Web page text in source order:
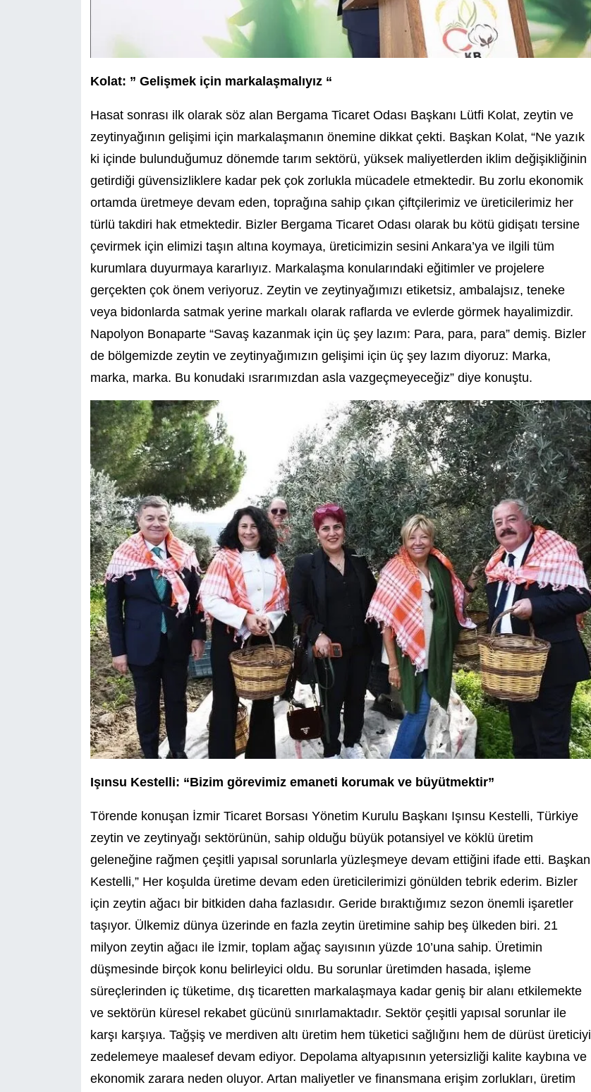
Kolat: ” Gelişmek için markalaşmalıyız “
Hasat sonrası ilk olarak söz alan Bergama Ticaret Odası Başkanı Lütfi Kolat, zeytin ve
zeytinyağının gelişimi için markalaşmanın önemine dikkat çekti. Başkan Kolat, “Ne yazık
ki içinde bulunduğumuz dönemde tarım sektörü, yüksek maliyetlerden iklim değişikliğinin
getirdiği güvensizliklere kadar pek çok zorlukla mücadele etmektedir. Bu zorlu ekonomik
ortamda üretmeye devam eden, toprağına sahip çıkan çiftçilerimiz ve üreticilerimiz her
türlü takdiri hak etmektedir. Bizler Bergama Ticaret Odası olarak bu kötü gidişatı tersine
çevirmek için elimizi taşın altına koymaya, üreticimizin sesini Ankara’ya ve ilgili tüm
kurumlara duyurmaya kararlıyız. Markalaşma konularındaki eğitimler ve projelere
gerçekten çok önem veriyoruz. Zeytin ve zeytinyağımızı etiketsiz, ambalajsız, teneke
veya bidonlarda satmak yerine markalı olarak raflarda ve evlerde görmek hayalimizdir.
Napolyon Bonaparte “Savaş kazanmak için üç şey lazım: Para, para, para” demiş. Bizler
de bölgemizde zeytin ve zeytinyağımızın gelişimi için üç şey lazım diyoruz: Marka,
marka, marka. Bu konudaki ısrarımızdan asla vazgeçmeyeceğiz” diye konuştu.
Işınsu Kestelli: “Bizim görevimiz emaneti korumak ve büyütmektir”
Törende konuşan İzmir Ticaret Borsası Yönetim Kurulu Başkanı Işınsu Kestelli, Türkiye
zeytin ve zeytinyağı sektörünün, sahip olduğu büyük potansiyel ve köklü üretim
geleneğine rağmen çeşitli yapısal sorunlarla yüzleşmeye devam ettiğini ifade etti. Başkan
Kestelli,” Her koşulda üretime devam eden üreticilerimizi gönülden tebrik ederim. Bizler
için zeytin ağacı bir bitkiden daha fazlasıdır. Geride bıraktığımız sezon önemli işaretler
taşıyor. Ülkemiz dünya üzerinde en fazla zeytin üretimine sahip beş ülkeden biri. 21
milyon zeytin ağacı ile İzmir, toplam ağaç sayısının yüzde 10’una sahip. Üretimin
düşmesinde birçok konu belirleyici oldu. Bu sorunlar üretimden hasada, işleme
süreçlerinden iç tüketime, dış ticaretten markalaşmaya kadar geniş bir alanı etkilemekte
ve sektörün küresel rekabet gücünü sınırlamaktadır. Sektör çeşitli yapısal sorunlar ile
karşı karşıya. Tağşiş ve merdiven altı üretim hem tüketici sağlığını hem de dürüst üreticiyi
zedelemeye maalesef devam ediyor. Depolama altyapısının yetersizliği kalite kaybına ve
ekonomik zarara neden oluyor. Artan maliyetler ve finansmana erişim zorlukları, üretim